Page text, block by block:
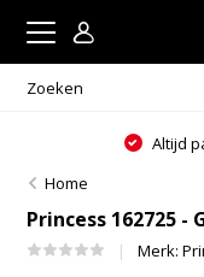
Altijd
Home
Princess 162725
Merk: